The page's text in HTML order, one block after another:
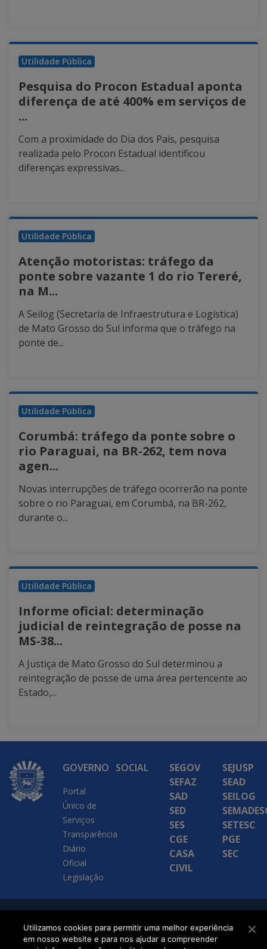
Utilidade Pública
Pesquisa do Procon Estadual aponta
diferença de até 400% em serviços de
...
Com a proximidade do Dia dos Pais, pesquisa
realizada pelo Procon Estadual identificou
diferenças expressivas...
Utilidade Pública
Atenção motoristas: tráfego da
ponte sobre vazante 1 do rio Tereré,
na M...
A Seilog (Secretaria de Infraestrutura e Logística)
de Mato Grosso do Sul informa que o tráfego na
ponte de...
Utilidade Pública
Corumbá: tráfego da ponte sobre o
rio Paraguai, na BR-262, tem nova
agen...
Novas interrupções de tráfego ocorrerão na ponte
sobre o rio Paraguai, em Corumbá, na BR-262,
durante o...
Utilidade Pública
Informe oficial: determinação
judicial de reintegração de posse na
MS-38...
A Justiça de Mato Grosso do Sul determinou a
reintegração de posse de uma área pertencente ao
Estado,...
GOVERNO
Portal
Único de
Serviços
Transparência
Diário
Oficial
Legislação
SOCIAL
SEGOV
SEFAZ
SAD
SED
SES
CGE
CASA
CIVIL
SEJUSP
SEAD
SEILOG
SETESC
PGE
SEC
SETDIG | Secretaria-
Executiva de
Utilizamos cookies para permitir uma melhor experiência
em nosso website e para nos ajudar a compreender